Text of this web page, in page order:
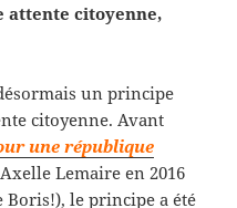
attente citoyenne,
un principe
citoyenne. Avant
une république
Lemaire en 2016
Boris!), le principe a été